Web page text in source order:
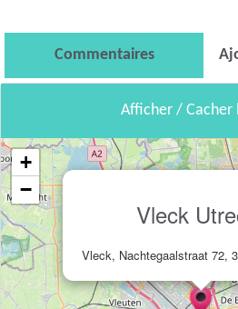
Commentaires
Afficher / Cacher
Vleck
Vleck, Nachtegaalstraat 72,
+
−